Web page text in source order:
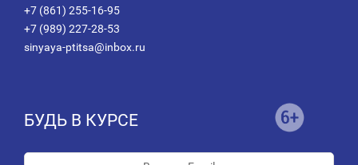
+7 (861) 255-16-95
+7 (989) 227-28-53
sinyaya-ptitsa@inbox.ru
БУДЬ В КУРСЕ